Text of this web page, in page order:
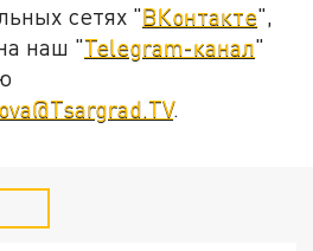
сетях "ВКонтакте",
наш "Telegram-канал"
.